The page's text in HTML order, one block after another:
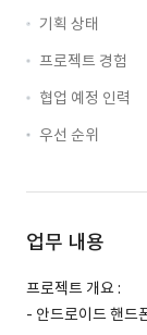
기획 상태
프로젝트 경험
협업 예정 인력
우선 순위
업무 내용
프로젝트 개요 :
- 안드로이드 핸드